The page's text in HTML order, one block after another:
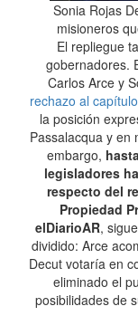
Sonia Rojas
misioneros
El repliegue
gobernadores.
Carlos Arce y
rechazo al
la posición
Passalacqua y en
embargo,
legisladores
respecto del
Propiedad
elDiarioAR,
dividido: Arce
Decut votaría en
eliminado el
posibilidades de